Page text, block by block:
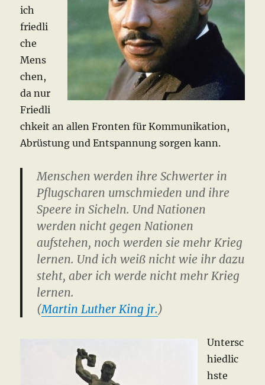
ich
friedli
che
Mens
chen,
da nur
Friedli
chkeit an allen Fronten für Kommunikation,
Abrüstung und Entspannung sorgen kann.
Menschen werden ihre Schwerter in
Pflugscharen umschmieden und ihre
Speere in Sicheln. Und Nationen
werden nicht gegen Nationen
aufstehen, noch werden sie mehr Krieg
lernen. Und ich weiß nicht wie ihr dazu
steht, aber ich werde nicht mehr Krieg
lernen.
(Martin Luther King jr.)
Untersc
hiedlic
hste